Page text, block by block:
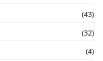
(43)
(32)
(4)